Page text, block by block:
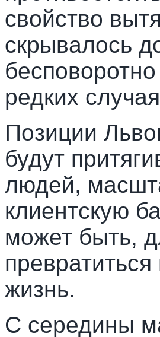
свойство
скрывалось
редких
Позиции
будут
людей,
клиентскую
может быть,
жизнь.
С середины